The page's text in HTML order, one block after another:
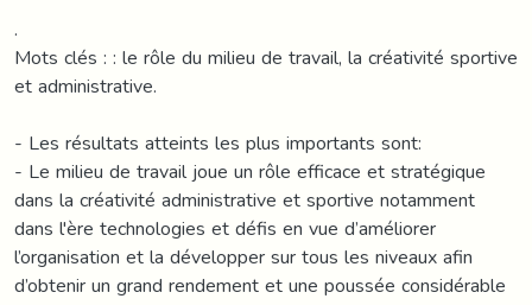
.
Mots clés : : le rôle du milieu de travail, la créativité sportive
et administrative.
- Les résultats atteints les plus importants sont:
- Le milieu de travail joue un rôle efficace et stratégique
dans la créativité administrative et sportive notamment
dans l'ère technologies et défis en vue d’améliorer
l’organisation et la développer sur tous les niveaux afin
d’obtenir un grand rendement et une poussée considérable